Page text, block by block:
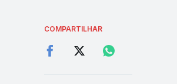
COMPARTILHAR